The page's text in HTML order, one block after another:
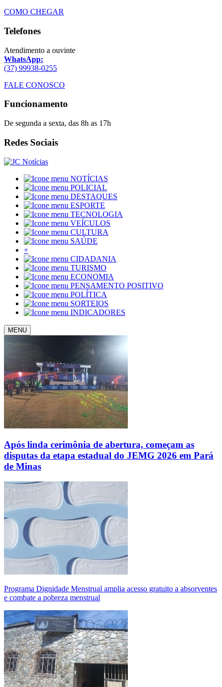
COMO CHEGAR
Telefones
Atendimento a ouvinte
WhatsApp:
(37) 99938-0255
FALE CONOSCO
Funcionamento
De segunda a sexta, das 8h as 17h
Redes Sociais
NOTÍCIAS
POLICIAL
DESTAQUES
ESPORTE
TECNOLOGIA
VEÍCULOS
CULTURA
SAÚDE
+
CIDADANIA
TURISMO
ECONOMIA
PENSAMENTO POSITIVO
POLÍTICA
SORTEIOS
INDICADORES
MENU
Após linda cerimônia de abertura, começam as
disputas da etapa estadual do JEMG 2026 em Pará
de Minas
Programa Dignidade Menstrual amplia acesso gratuito a absorventes
e combate a pobreza menstrual